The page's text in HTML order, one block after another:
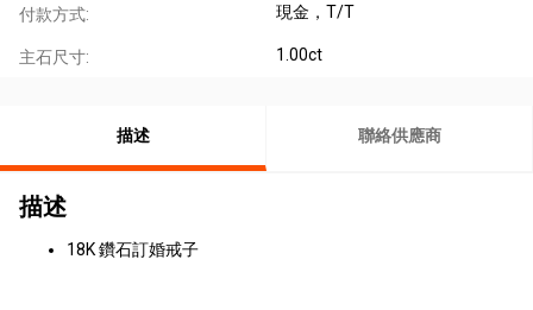
付款方式: 現金，T/T
主石尺寸: 1.00ct
描述 聯絡供應商
描述
18K 鑽石訂婚戒子